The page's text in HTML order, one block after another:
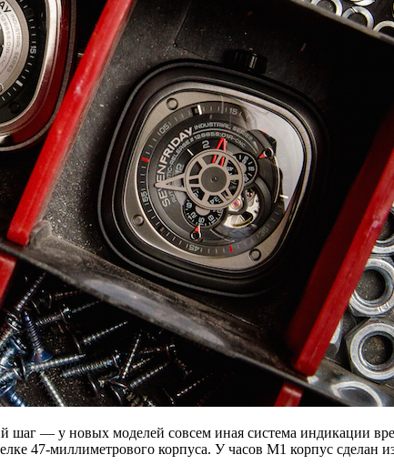
— у новых моделей совсем иная система индикации
47-миллиметрового корпуса. У часов М1 корпус сделан